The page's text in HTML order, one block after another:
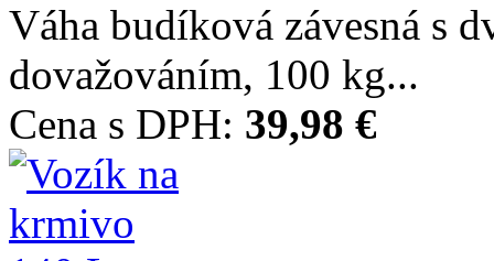
Váha budíková závesná s
dovažováním, 100 kg...
Cena s DPH: 39,98 €